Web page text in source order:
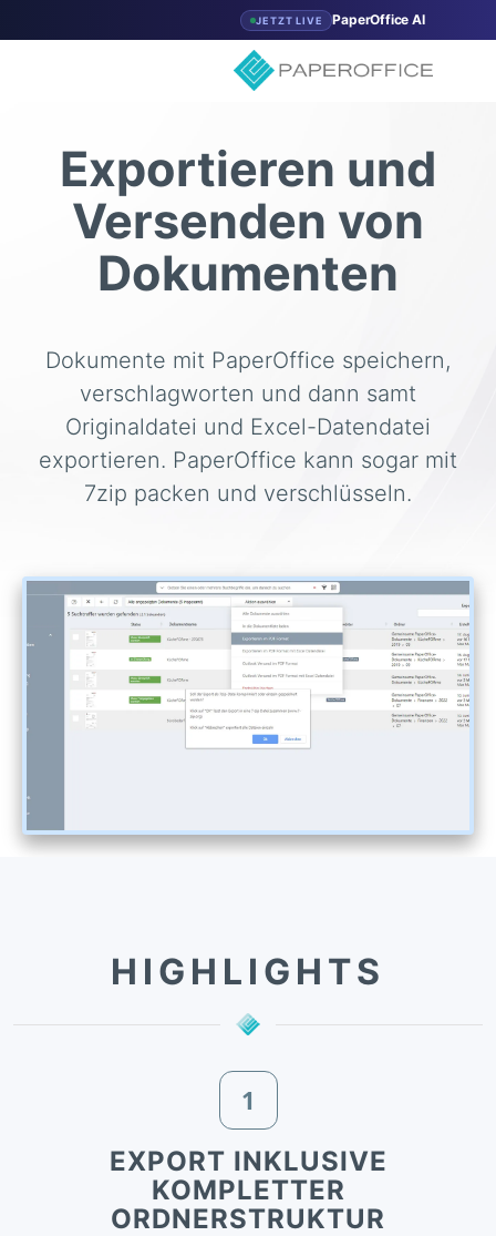
JETZT LIVE PaperOffice AI
Exportieren und
Versenden von
Dokumenten
Dokumente mit PaperOffice speichern,
verschlagworten und dann samt
Originaldatei und Excel-Datendatei
exportieren. PaperOffice kann sogar mit
7zip packen und verschlüsseln.
HIGHLIGHTS
1
EXPORT INKLUSIVE
KOMPLETTER
ORDNERSTRUKTUR